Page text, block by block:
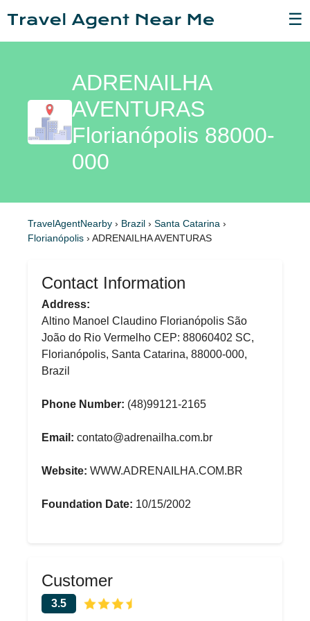
☰
ADRENAILHA
AVENTURAS
Florianópolis 88000-
000
TravelAgentNearby › Brazil › Santa Catarina ›
Florianópolis › ADRENAILHA AVENTURAS
Contact Information
Address:
Altino Manoel Claudino Florianópolis São
João do Rio Vermelho CEP: 88060402 SC,
Florianópolis, Santa Catarina, 88000-000,
Brazil
Phone Number: (48)99121-2165
Email: contato@adrenailha.com.br
Website: WWW.ADRENAILHA.COM.BR
Foundation Date: 10/15/2002
Customer
3.5